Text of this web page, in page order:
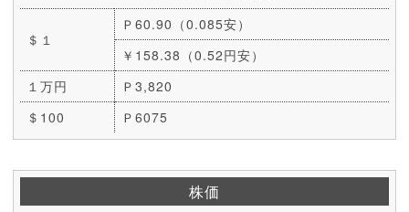
＄１
Ｐ60.90（0.085安）
￥158.38（0.52円安）
１万円
Ｐ3,820
＄100
Ｐ6075
株価